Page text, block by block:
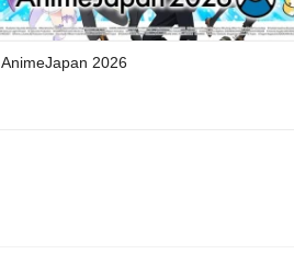
AnimeJapan 2026